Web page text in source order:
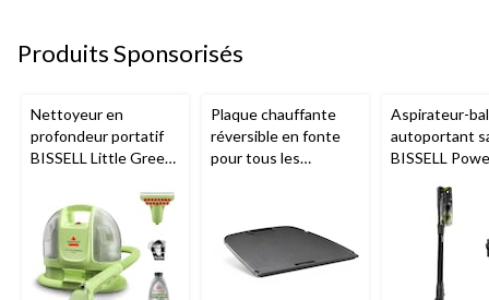
Produits Sponsorisés
Nettoyeur en
profondeur portatif
BISSELL Little Green
tapis et tissus
d'ameublement
Plaque chauffante
réversible en fonte
pour tous les
série Q285
Aspirateur-
autoportant
BISSELL